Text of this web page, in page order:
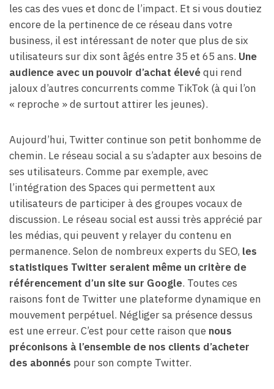
les cas des vues et donc de l’impact. Et si vous doutiez
encore de la pertinence de ce réseau dans votre
business, il est intéressant de noter que plus de six
utilisateurs sur dix sont âgés entre 35 et 65 ans. Une
audience avec un pouvoir d’achat élevéqui rend
jaloux d’autres concurrents comme TikTok (à qui l’on
« reproche » de surtout attirer les jeunes).
Aujourd’hui, Twitter continue son petit bonhomme de
chemin. Le réseau social a su s’adapter aux besoins de
ses utilisateurs. Comme par exemple, avec
l’intégration des Spaces qui permettent aux
utilisateurs de participer à des groupes vocaux de
discussion. Le réseau social est aussi très apprécié par
les médias, qui peuvent y relayer du contenu en
permanence. Selon de nombreux experts du SEO, les
statistiques Twitter seraient même un critère de
référencement d’un site sur Google. Toutes ces
raisons font de Twitter une plateforme dynamique en
mouvement perpétuel. Négliger sa présence dessus
est une erreur. C’est pour cette raison que nous
préconisons à l’ensemble de nos clients d’acheter
des abonnés pour son compte Twitter.